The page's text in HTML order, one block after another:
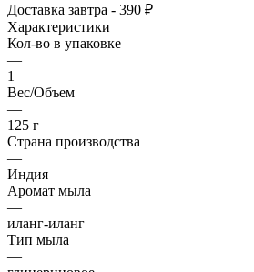
Доставка завтра - 390 ₽
Характеристики
Кол-во в упаковке
—
1
Вес/Объем
—
125 г
Страна производства
—
Индия
Аромат мыла
—
иланг-иланг
Тип мыла
—